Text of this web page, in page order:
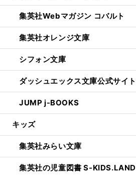
集英社Webマガジン コバルト
集英社オレンジ文庫
シフォン文庫
ダッシュエックス文庫公式サイト
JUMP j-BOOKS
キッズ
集英社みらい文庫
集英社の児童図書 S-KIDS.LAND